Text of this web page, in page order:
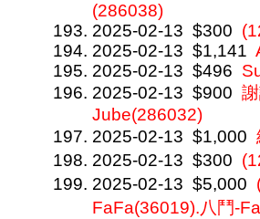
(286038)
2025-02-13 $300
2025-02-13 $1,141
2025-02-13 $496
2025-02-13 $900
Jube(286032)
2025-02-13 $1,000
2025-02-13 $300
2025-02-13 $5,000
FaFa(36019).八鬥-